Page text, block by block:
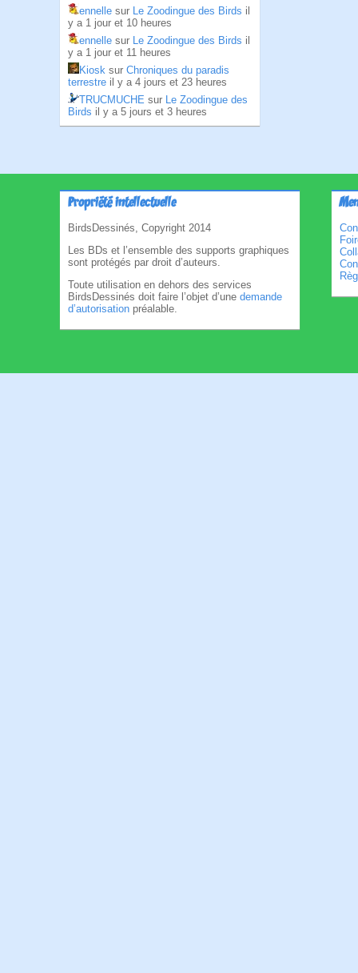
ennelle sur Le Zoodingue des Birds il
y a 1 jour et 10 heures
ennelle sur Le Zoodingue des Birds il
y a 1 jour et 11 heures
Kiosk sur Chroniques du paradis
terrestre il y a 4 jours et 23 heures
TRUCMUCHE sur Le Zoodingue des
Birds il y a 5 jours et 3 heures
Propriété intellectuelle
BirdsDessinés, Copyright 2014
Les BDs et l’ensemble des supports graphiques
sont protégés par droit d’auteurs.
Toute utilisation en dehors des services
BirdsDessinés doit faire l’objet d’une demande
d’autorisation préalable.